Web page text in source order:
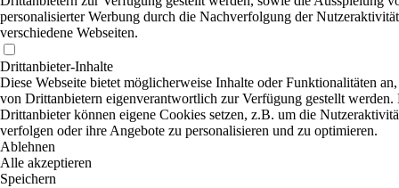
personalisierter Werbung durch die Nachverfolgung der
verschiedene Webseiten.
Drittanbieter-Inhalte
Diese Webseite bietet möglicherweise Inhalte oder Funktionalitäten
von Drittanbietern eigenverantwortlich zur Verfügung gestellt werden.
Drittanbieter können eigene Cookies setzen, z.B. um die
verfolgen oder ihre Angebote zu personalisieren und zu optimieren.
Ablehnen
Alle akzeptieren
Speichern